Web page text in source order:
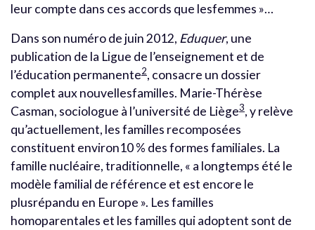
leur compte dans ces accords que lesfemmes »…
Dans son numéro de juin 2012, Eduquer, une
publication de la Ligue de l’enseignement et de
l’éducation permanente2, consacre un dossier
complet aux nouvellesfamilles. Marie-Thérèse
Casman, sociologue à l’université de Liège3, y relève
qu’actuellement, les familles recomposées
constituent environ10 % des formes familiales. La
famille nucléaire, traditionnelle, « a longtemps été le
modèle familial de référence et est encore le
plusrépandu en Europe ». Les familles
homoparentales et les familles qui adoptent sont de